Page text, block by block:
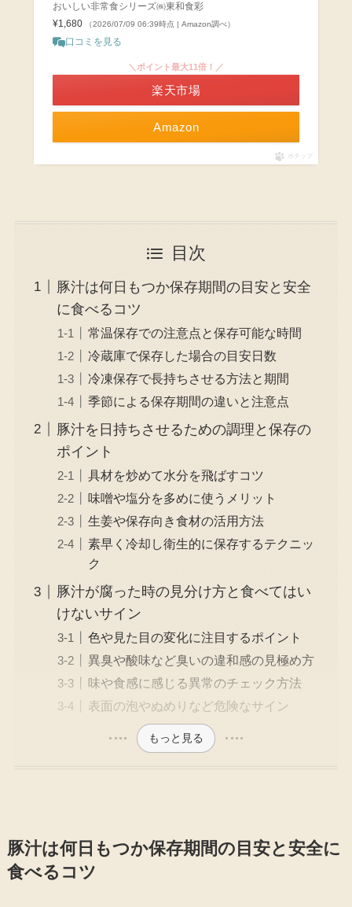
おいしい非常食シリーズ㈱東和食彩
¥1,680
（2026/07/09 06:39時点 | Amazon調べ）
口コミを見る
Amazon
＼ポイント最大11倍！／
楽天市場
ポチップ
目次
豚汁は何日もつか保存期間の目安と安全
に食べるコツ
常温保存での注意点と保存可能な時間
冷蔵庫で保存した場合の目安日数
冷凍保存で長持ちさせる方法と期間
季節による保存期間の違いと注意点
豚汁を日持ちさせるための調理と保存の
ポイント
具材を炒めて水分を飛ばすコツ
味噌や塩分を多めに使うメリット
生姜や保存向き食材の活用方法
素早く冷却し衛生的に保存するテクニッ
ク
豚汁が腐った時の見分け方と食べてはい
けないサイン
色や見た目の変化に注目するポイント
異臭や酸味など臭いの違和感の見極め方
味や食感に感じる異常のチェック方法
表面の泡やぬめりなど危険なサイン
もっと見る
豚汁は何日もつか保存期間の目安と安全に
食べるコツ